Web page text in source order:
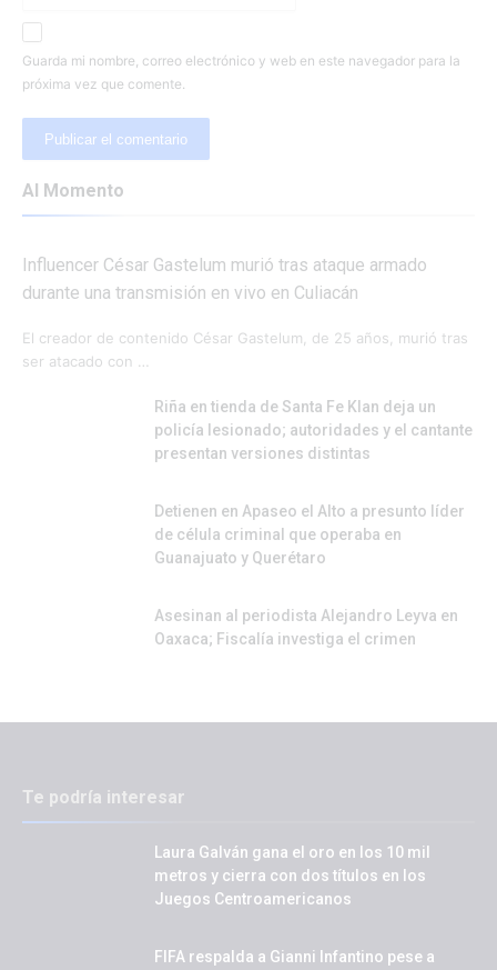
Guarda mi nombre, correo electrónico y web en este navegador para la
próxima vez que comente.
Al Momento
Influencer César Gastelum murió tras ataque armado
durante una transmisión en vivo en Culiacán
El creador de contenido César Gastelum, de 25 años, murió tras
ser atacado con …
Riña en tienda de Santa Fe Klan deja un
policía lesionado; autoridades y el cantante
presentan versiones distintas
Detienen en Apaseo el Alto a presunto líder
de célula criminal que operaba en
Guanajuato y Querétaro
Asesinan al periodista Alejandro Leyva en
Oaxaca; Fiscalía investiga el crimen
Te podría interesar
Laura Galván gana el oro en los 10 mil
metros y cierra con dos títulos en los
Juegos Centroamericanos
FIFA respalda a Gianni Infantino pese a